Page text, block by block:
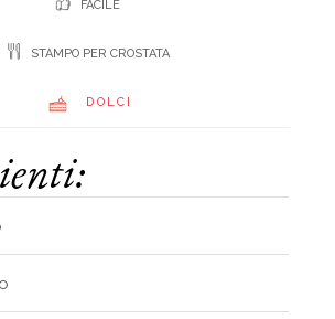
FACILE
STAMPO PER CROSTATA
DOLCI